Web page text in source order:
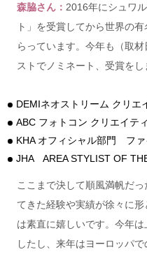
森脇さん： 2016年にシュワ
ト」を受賞してから世界の
らっています。今年も（取
ストでノミネート、受賞をし
DEMIネオストリーム クリ
ABC フォトコン クリエイテ
KHA オフィシャル部門 ファ
JHA AREA STYLIST OF
ここまで決して順風満帆だ
てきた経験や実績が徐々に
は素直に嬉しいです。 今年は
したし、 来年はヨーロッパで